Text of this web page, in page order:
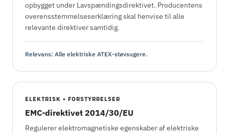
opbygget under Lavspændingsdirektivet. Producentens
overensstemmelseserklæring skal henvise til alle
relevante direktiver samtidig.
Relevans: Alle elektriske ATEX-støvsugere.
ELEKTRISK • FORSTYRRELSER
EMC-direktivet 2014/30/EU
Regulerer elektromagnetiske egenskaber af elektriske